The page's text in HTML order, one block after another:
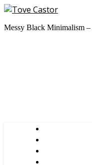
Messy Black Minimalism –